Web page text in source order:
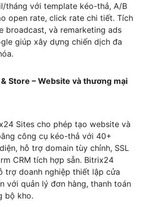
tháng với template kéo-thả, A/B
open rate, click rate chi tiết. Tích
broadcast, và remarketing ads
giúp xây dựng chiến dịch đa
Store – Website và thương mại
Sites cho phép tạo website và
công cụ kéo-thả với 40+
hỗ trợ domain tùy chỉnh, SSL
CRM tích hợp sẵn. Bitrix24
trợ doanh nghiệp thiết lập cửa
với quản lý đơn hàng, thanh toán
bộ kho.